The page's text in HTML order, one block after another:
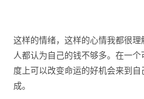
这样的情绪，这样的心情我都很
人都认为自己的钱不够多。在一
度上可以改变命运的好机会来到
成。